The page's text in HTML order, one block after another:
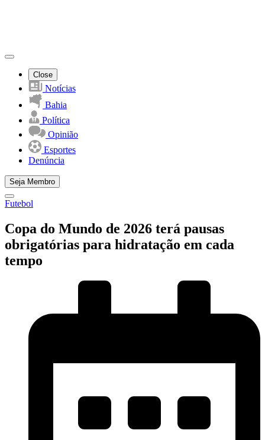
Close
Notícias
Bahia
Política
Opinião
Esportes
Denúncia
Seja Membro
Futebol
Copa do Mundo de 2026 terá pausas
obrigatórias para hidratação em cada
tempo